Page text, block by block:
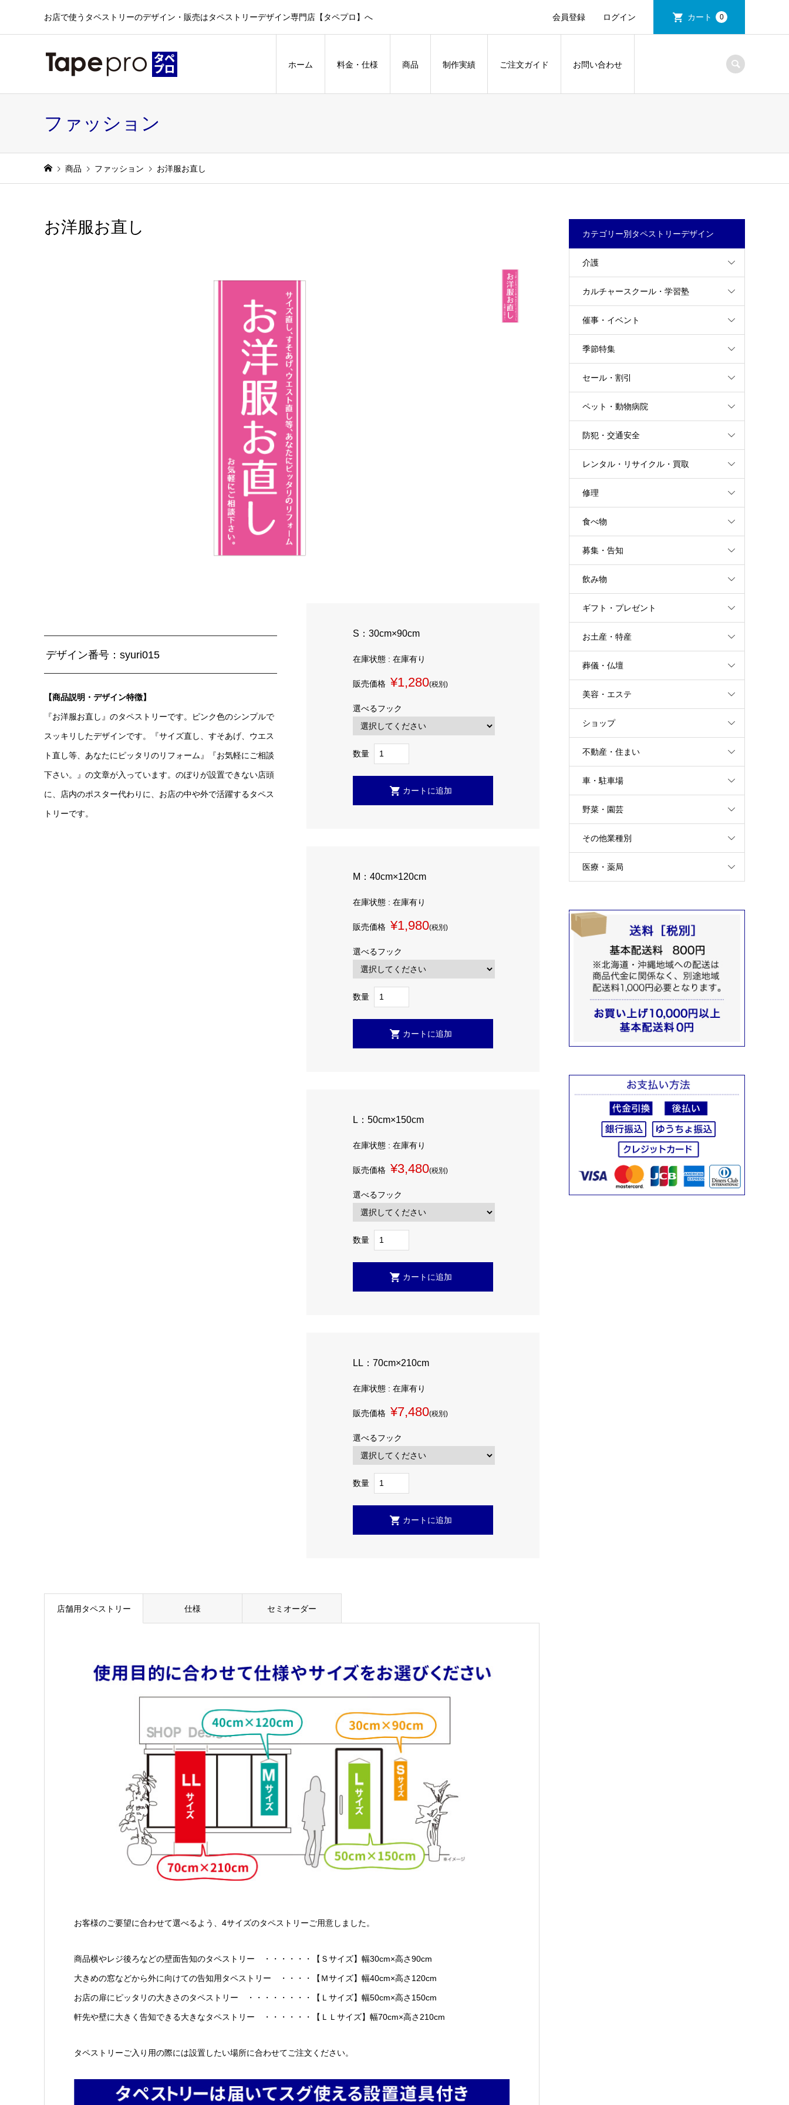
お店で使うタペストリーのデザイン・販売はタペストリーデザイン専門店【タペプロ】へ 会員登録 ログイン カート 0
ホーム 料金・仕様 商品 制作実績 ご注文ガイド お問い合わせ
ファッション
商品 ファッション お洋服お直し
お洋服お直し
デザイン番号：syuri015
【商品説明・デザイン特徴】
『お洋服お直し』のタペストリーです。ピンク色のシンプルで
スッキリしたデザインです。『サイズ直し、すそあげ、ウエス
ト直し等、あなたにピッタリのリフォーム』『お気軽にご相談
下さい。』の文章が入っています。のぼりが設置できない店頭
に、店内のポスター代わりに、お店の中や外で活躍するタペス
トリーです。
S：30cm×90cm
在庫状態 : 在庫有り
販売価格 ¥1,280(税別)
選べるフック
数量
M：40cm×120cm
在庫状態 : 在庫有り
販売価格 ¥1,980(税別)
選べるフック
数量
L：50cm×150cm
在庫状態 : 在庫有り
販売価格 ¥3,480(税別)
選べるフック
数量
LL：70cm×210cm
在庫状態 : 在庫有り
販売価格 ¥7,480(税別)
選べるフック
数量
店舗用タペストリー 仕様 セミオーダー
お客様のご要望に合わせて選べるよう、4サイズのタペストリーご用意しました。
商品横やレジ後ろなどの壁面告知のタペストリー ・・・・・・【Ｓサイズ】幅30cm×高さ90cm
大きめの窓などから外に向けての告知用タペストリー ・・・・【Ｍサイズ】幅40cm×高さ120cm
お店の扉にピッタリの大きさのタペストリー ・・・・・・・・【Ｌサイズ】幅50cm×高さ150cm
軒先や壁に大きく告知できる大きなタペストリー ・・・・・・【ＬＬサイズ】幅70cm×高さ210cm
タペストリーご入り用の際には設置したい場所に合わせてご注文ください。
カテゴリー別タペストリーデザイン
介護
カルチャースクール・学習塾
催事・イベント
季節特集
セール・割引
ペット・動物病院
防犯・交通安全
レンタル・リサイクル・買取
修理
食べ物
募集・告知
飲み物
ギフト・プレゼント
お土産・特産
葬儀・仏壇
美容・エステ
ショップ
不動産・住まい
車・駐車場
野菜・園芸
その他業種別
医療・薬局